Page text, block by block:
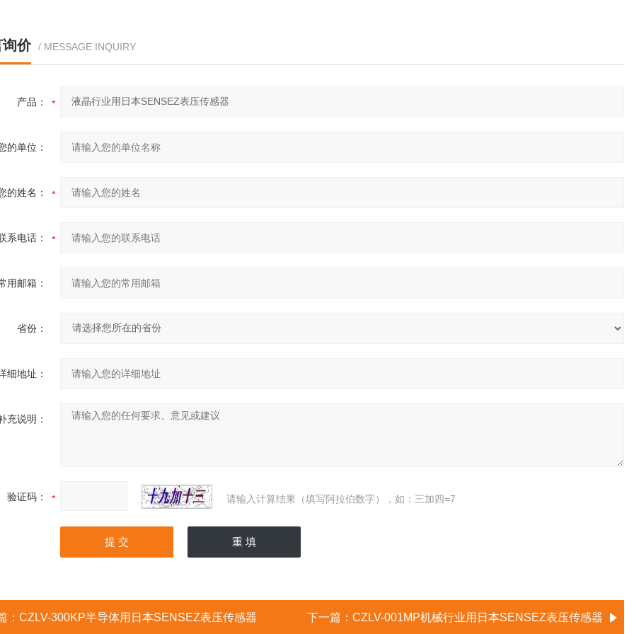
价 / MESSAGE INQUIRY
产品：
的单位：
的姓名：
系电话：
用邮箱：
省份：
细地址：
充说明：
验证码： 请输入计算结果（填写阿拉伯数字），如：三加四=7
： CZLV-300KP半导体用日本SENSEZ表压传感器 下一篇： CZLV-001MP机械行业用日本SENSEZ表压传感器